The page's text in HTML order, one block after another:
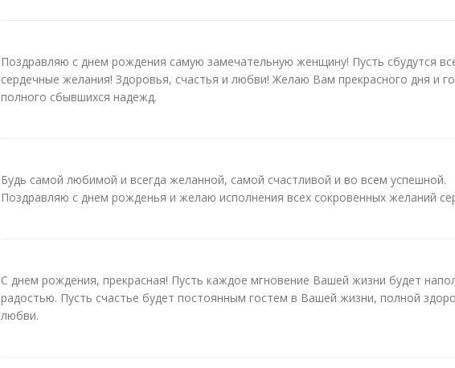
Поздравляю с днем рождения самую замечательную женщину! Пусть сбудутся
сердечные желания! Здоровья, счастья и любви! Желаю Вам прекрасного дня и
полного сбывшихся надежд.
Будь самой любимой и всегда желанной, самой счастливой и во всем успешной.
Поздравляю с днем рожденья и желаю исполнения всех сокровенных желаний
С днем рождения, прекрасная! Пусть каждое мгновение Вашей жизни будет
радостью. Пусть счастье будет постоянным гостем в Вашей жизни, полной
любви.